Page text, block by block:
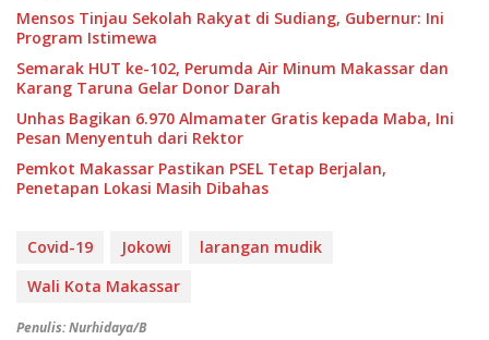
Mensos Tinjau Sekolah Rakyat di Sudiang, Gubernur: Ini
Program Istimewa
Semarak HUT ke-102, Perumda Air Minum Makassar dan
Karang Taruna Gelar Donor Darah
Unhas Bagikan 6.970 Almamater Gratis kepada Maba, Ini
Pesan Menyentuh dari Rektor
Pemkot Makassar Pastikan PSEL Tetap Berjalan,
Penetapan Lokasi Masih Dibahas
Covid-19 Jokowi
larangan mudik
Wali Kota Makassar
Penulis: Nurhidaya/B